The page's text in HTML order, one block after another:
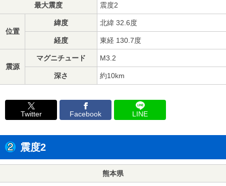
最大震度 震度2
位置
緯度 北緯 32.6度
経度 東経 130.7度
震源
マグニチュード M3.2
深さ 約10km
Twitter Facebook LINE
震度2
熊本県